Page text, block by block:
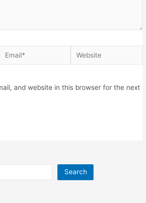
and website in this browser for the next
Search